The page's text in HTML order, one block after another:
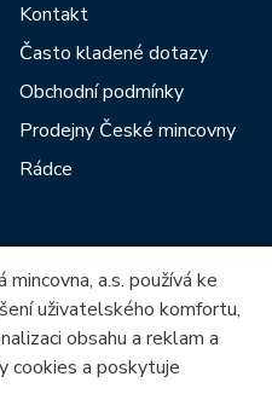
Kontakt
Často kladené dotazy
Obchodní podmínky
Prodejny České mincovny
Rádce
a.s. používá ke
uživatelského komfortu,
obsahu a reklam a
cookies a poskytuje